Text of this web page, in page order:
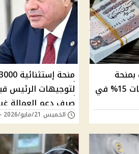
استثنائية بجانب زيادة المعاشات 15% في
لتوجيهات الرئيس
صرف دعم العمالة
الخميس 21/مايو/2026 - 03:32 م